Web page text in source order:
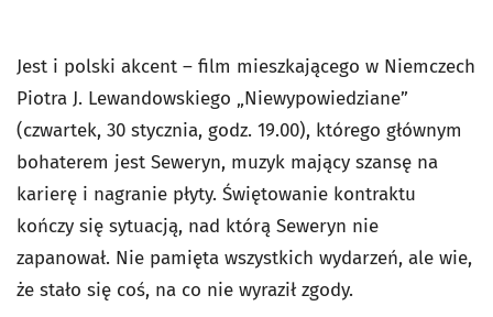
Jest i polski akcent – film mieszkającego w Niemczech
Piotra J. Lewandowskiego „Niewypowiedziane”
(czwartek, 30 stycznia, godz. 19.00), którego głównym
bohaterem jest Seweryn, muzyk mający szansę na
karierę i nagranie płyty. Świętowanie kontraktu
kończy się sytuacją, nad którą Seweryn nie
zapanował. Nie pamięta wszystkich wydarzeń, ale wie,
że stało się coś, na co nie wyraził zgody.